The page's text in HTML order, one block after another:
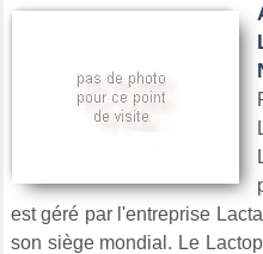
est géré par l'entreprise
son siège mondial. Le